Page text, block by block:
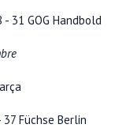
31 GOG Handbold
Füchse Berlin